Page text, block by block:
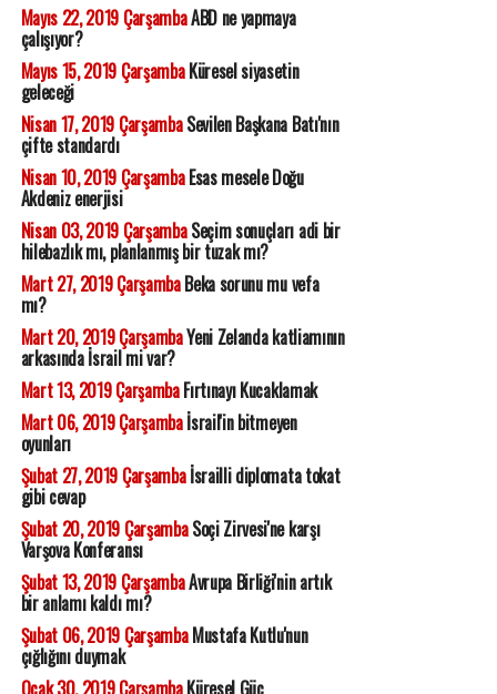
Mayıs 22, 2019 ÇarşambaABD ne yapmaya
çalışıyor?
Mayıs 15, 2019 ÇarşambaKüresel siyasetin
geleceği
Nisan 17, 2019 ÇarşambaSevilen Başkana Batı'nın
çifte standardı
Nisan 10, 2019 ÇarşambaEsas mesele Doğu
Akdeniz enerjisi
Nisan 03, 2019 ÇarşambaSeçim sonuçları adi bir
hilebazlık mı, planlanmış bir tuzak mı?
Mart 27, 2019 ÇarşambaBeka sorunu mu vefa
mı?
Mart 20, 2019 ÇarşambaYeni Zelanda katliamının
arkasında İsrail mi var?
Mart 13, 2019 ÇarşambaFırtınayı Kucaklamak
Mart 06, 2019 Çarşambaİsrail'in bitmeyen
oyunları
Şubat 27, 2019 Çarşambaİsrailli diplomata tokat
gibi cevap
Şubat 20, 2019 ÇarşambaSoçi Zirvesi'ne karşı
Varşova Konferansı
Şubat 13, 2019 ÇarşambaAvrupa Birliği'nin artık
bir anlamı kaldı mı?
Şubat 06, 2019 ÇarşambaMustafa Kutlu'nun
çığlığını duymak
Ocak 30, 2019 ÇarşambaKüresel Güç